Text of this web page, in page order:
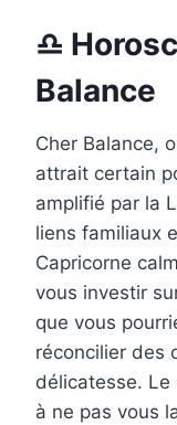
♎
Balance
Cher Balance,
attrait certain
amplifié par la
liens familiaux
Capricorne
vous investir
que vous
réconcilier des
délicatesse.
à ne pas vous